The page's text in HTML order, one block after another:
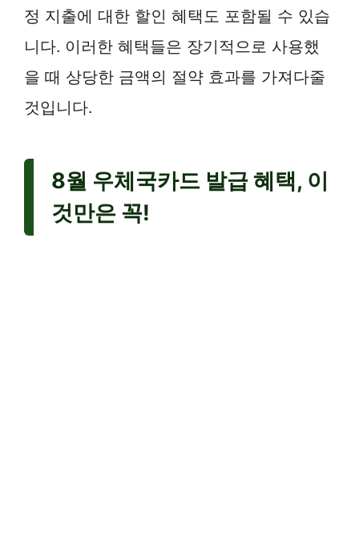
정 지출에 대한 할인 혜택도 포함될 수 있습
니다. 이러한 혜택들은 장기적으로 사용했
을 때 상당한 금액의 절약 효과를 가져다줄
것입니다.
8월 우체국카드 발급 혜택, 이
것만은 꼭!